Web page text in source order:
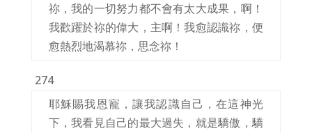
祢，我的一切努力都不會有太大成果，啊！
我歡躍於祢的偉大，主啊！我愈認識祢，便
愈熱烈地渴慕祢，思念祢！
274
耶穌賜我恩寵，讓我認識自己，在這神光
下，我看見自己的最大過失，就是驕傲，驕